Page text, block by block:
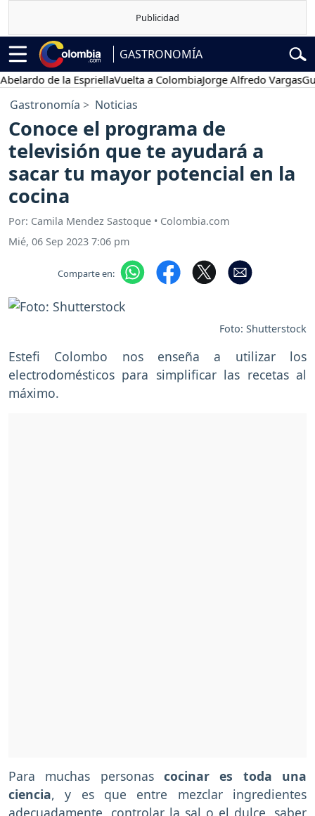
GASTRONOMÍA
de la EspriellaVuelta a ColombiaJorge Alfredo Vargas
Gastronomía Noticias
Conoce el programa de
televisión que te ayudará a
sacar tu mayor potencial en la
cocina
Por: Camila Mendez Sastoque • Colombia.com
Mié, 06 Sep 2023 7:06 pm
Comparte en:
Foto: Shutterstock
Estefi Colombo nos enseña a utilizar los
electrodomésticos para simplificar las recetas al
máximo.
Para muchas personas cocinar es toda una
ciencia, y es que entre mezclar ingredientes
adecuadamente, controlar la sal o el dulce, saber